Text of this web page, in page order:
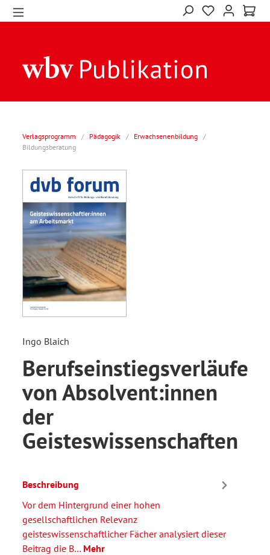
Verlagsprogramm / Pädagogik / Erwachsenenbildung /
Bildungsberatung
Ingo Blaich
Berufseinstiegsverläufe
von Absolvent:innen
der
Geisteswissenschaften
Beschreibung
Vor dem Hintergrund einer hohen
gesellschaftlichen Relevanz
geisteswissenschaftlicher Fächer analysiert dieser
Beitrag die B… Mehr